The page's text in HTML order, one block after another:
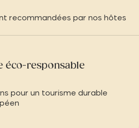
recommandées par nos hôtes
éco-responsable
pour un tourisme durable